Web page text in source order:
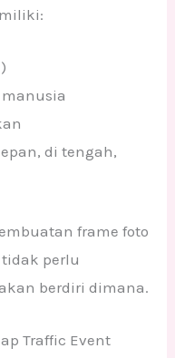
di tengah,
frame foto
perlu
berdiri dimana.
Traffic Event